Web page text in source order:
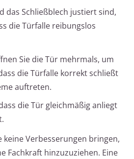
das Schließblech justiert sind,
die Türfalle reibungslos
Sie die Tür mehrmals, um
die Türfalle korrekt schließt
auftreten.
die Tür gleichmäßig anliegt
keine Verbesserungen bringen,
Fachkraft hinzuzuziehen. Eine